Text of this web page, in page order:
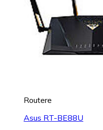
Routere
Asus RT-BE88U